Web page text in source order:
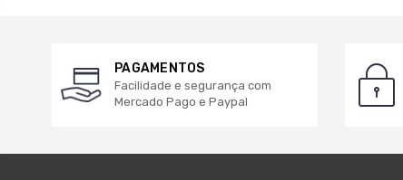
PAGAMENTOS
Facilidade e segurança com
Mercado Pago e Paypal